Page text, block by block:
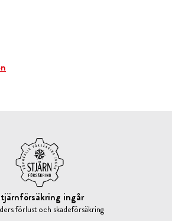
ingår
förlust och skadeförsäkring